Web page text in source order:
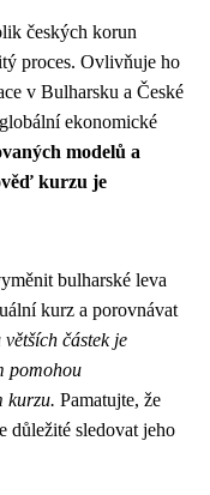
českých korun
proces. Ovlivňuje ho
v Bulharsku a České
ekonomické
modelů a
kurzu je
bulharské leva
kurz a porovnávat
částek je
pomohou
kurzu. Pamatujte, že
důležité sledovat jeho